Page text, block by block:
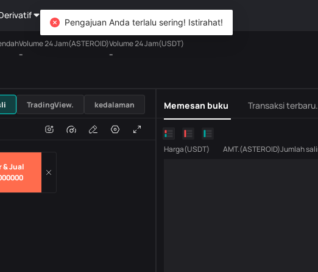
Kekayaan
& Jual
Volume 24 Jam(ASTEROID)
--
Volume 24 Jam(USDT)
--
USDT
Volume
TradingView. kedalaman Memesan buku Transaksi terbaru.
Harga(USDT) AMT.(ASTEROID)
Pengajuan Anda terlalu sering! Istirahat!